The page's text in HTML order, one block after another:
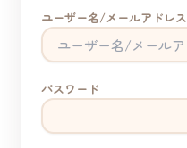
ユーザー名/メールアドレス
パスワード